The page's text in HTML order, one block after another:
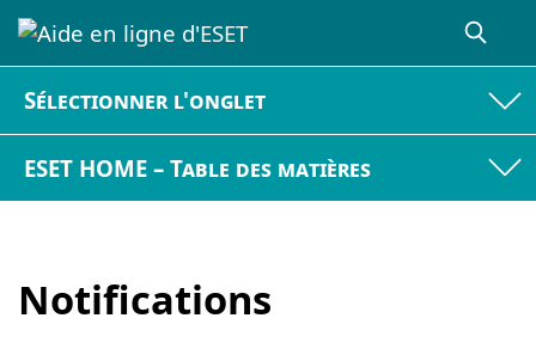
Sélectionner l'onglet
ESET HOME – Table des matières
Notifications